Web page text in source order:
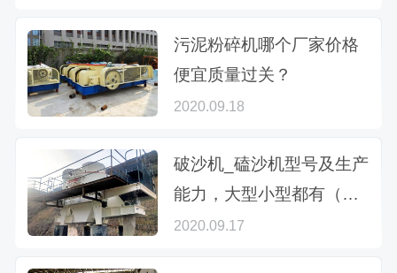
污泥粉碎机哪个厂家价格
便宜质量过关？
2020.09.18
破沙机_磕沙机型号及生产
能力，大型小型都有（附
破砂机视频）
2020.09.17